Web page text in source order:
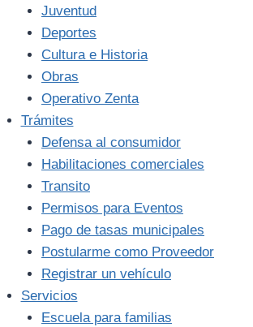
Juventud
Deportes
Cultura e Historia
Obras
Operativo Zenta
Trámites
Defensa al consumidor
Habilitaciones comerciales
Transito
Permisos para Eventos
Pago de tasas municipales
Postularme como Proveedor
Registrar un vehículo
Servicios
Escuela para familias